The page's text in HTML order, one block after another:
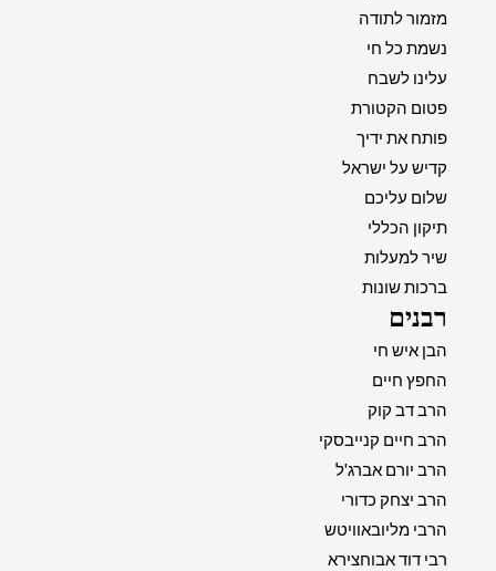
מזמור לתודה
נשמת כל חי
עלינו לשבח
פטום הקטורת
פותח את ידיך
קדיש על ישראל
שלום עליכם
תיקון הכללי
שיר למעלות
ברכות שונות
רבנים
הבן איש חי
החפץ חיים
הרב דב קוק
הרב חיים קנייבסקי
הרב יורם אברג'ל
הרב יצחק כדורי
הרבי מליובאוויטש
רבי דוד אבוחצירא